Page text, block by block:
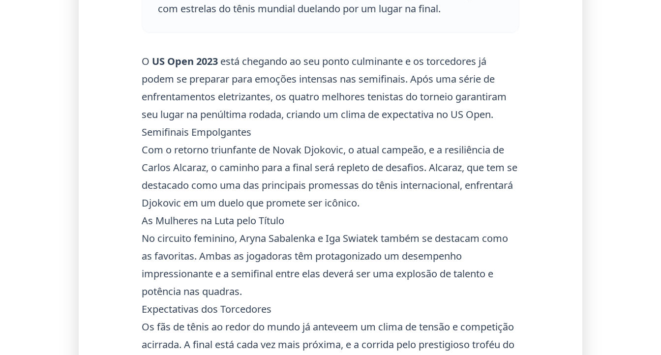
com estrelas do tênis mundial duelando por um lugar na final.
O US Open 2023 está chegando ao seu ponto culminante e os torcedores já
podem se preparar para emoções intensas nas semifinais. Após uma série de
enfrentamentos eletrizantes, os quatro melhores tenistas do torneio garantiram
seu lugar na penúltima rodada, criando um clima de expectativa no US Open.
Semifinais Empolgantes
Com o retorno triunfante de Novak Djokovic, o atual campeão, e a resiliência de
Carlos Alcaraz, o caminho para a final será repleto de desafios. Alcaraz, que tem se
destacado como uma das principais promessas do tênis internacional, enfrentará
Djokovic em um duelo que promete ser icônico.
As Mulheres na Luta pelo Título
No circuito feminino, Aryna Sabalenka eIga Swiatektambém se destacam como
as favoritas. Ambas as jogadoras têm protagonizado um desempenho
impressionante e a semifinal entre elas deverá ser uma explosão de talento e
potência nas quadras.
Expectativas dos Torcedores
Os fãs de tênis ao redor do mundo já anteveem um clima de tensão e competição
acirrada. A final está cada vez mais próxima, e a corrida pelo prestigioso troféu do